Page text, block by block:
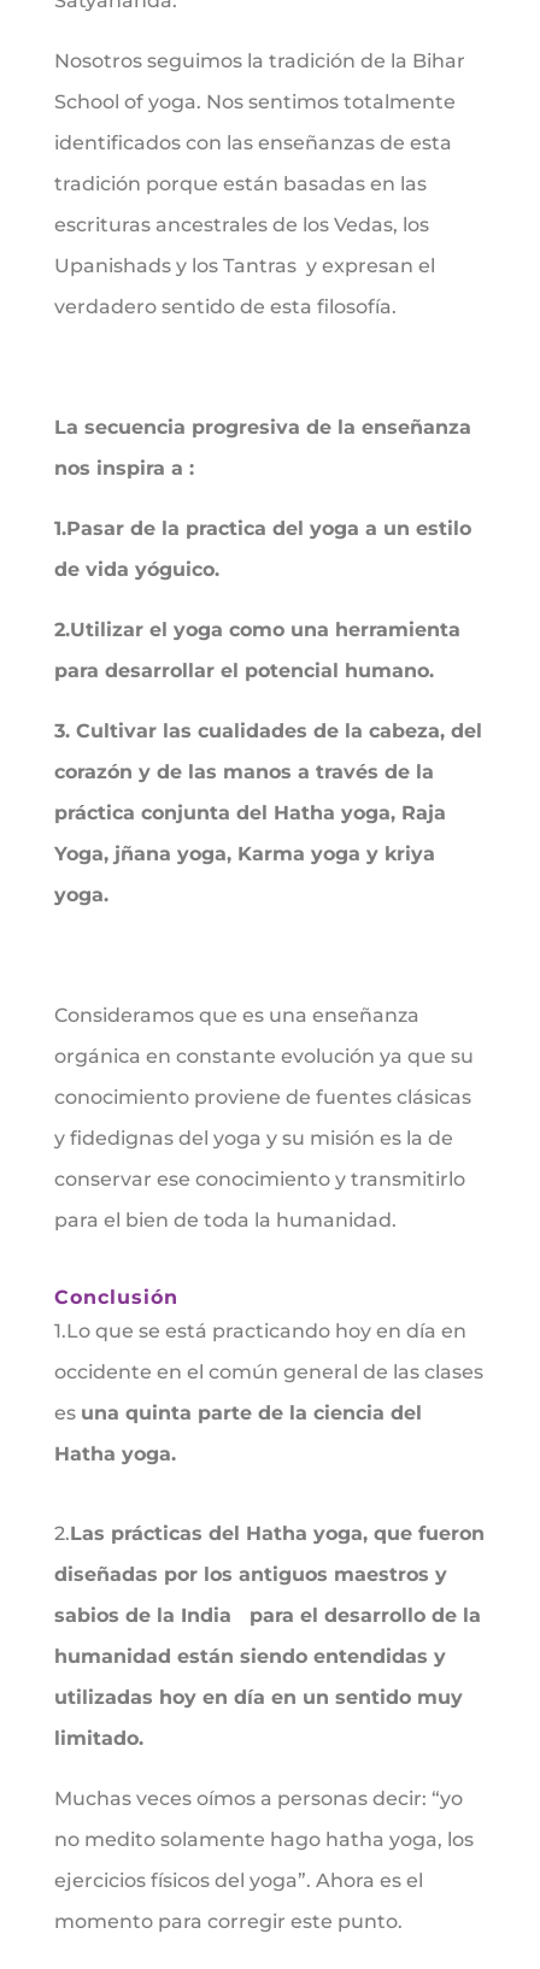
Nosotros seguimos la tradición de la Bihar
School of yoga. Nos sentimos totalmente
identificados con las enseñanzas de esta
tradición porque están basadas en las
escrituras ancestrales de los Vedas, los
Upanishads y los Tantras y expresan el
verdadero sentido de esta filosofía.
La secuencia progresiva de la enseñanza
nos inspira a :
1.Pasar de la practica del yoga a un estilo
de vida yóguico.
2.Utilizar el yoga como una herramienta
para desarrollar el potencial humano.
3. Cultivar las cualidades de la cabeza, del
corazón y de las manos a través de la
práctica conjunta del Hatha yoga, Raja
Yoga, jñana yoga, Karma yoga y kriya
yoga.
Consideramos que es una enseñanza
orgánica en constante evolución ya que su
conocimiento proviene de fuentes clásicas
y fidedignas del yoga y su misión es la de
conservar ese conocimiento y transmitirlo
para el bien de toda la humanidad.
Conclusión
1.Lo que se está practicando hoy en día en
occidente en el común general de las clases
es una quinta parte de la ciencia del
Hatha yoga.
2.Las prácticas del Hatha yoga, que fueron
diseñadas por los antiguos maestros y
sabios de la India para el desarrollo de la
humanidad están siendo entendidas y
utilizadas hoy en día en un sentido muy
limitado.
Muchas veces oímos a personas decir: “yo
no medito solamente hago hatha yoga, los
ejercicios físicos del yoga”. Ahora es el
momento para corregir este punto.